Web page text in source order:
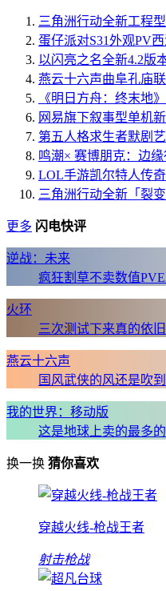
三角洲行动全新工程
蛋仔派对S31外观PV
以闪亮之名全新4.2版
燕云十六声曲阜孔庙
《明日方舟：终末地
网易旗下叙事型单机
第五人格求生者默剧
鸣潮× 赛博朋克：边
LOL手游凯尔特人传
三角洲行动全新「裂
更多 闪电快评
逆战：未来
疯狂割草不卖数值
火环
三次测试下来真的依旧
燕云十六声
国风武侠的风还是吹
我的世界：移动版
这是地球上卖的最多
换一换 猜你喜欢
穿越火线-枪战王者
射击枪战